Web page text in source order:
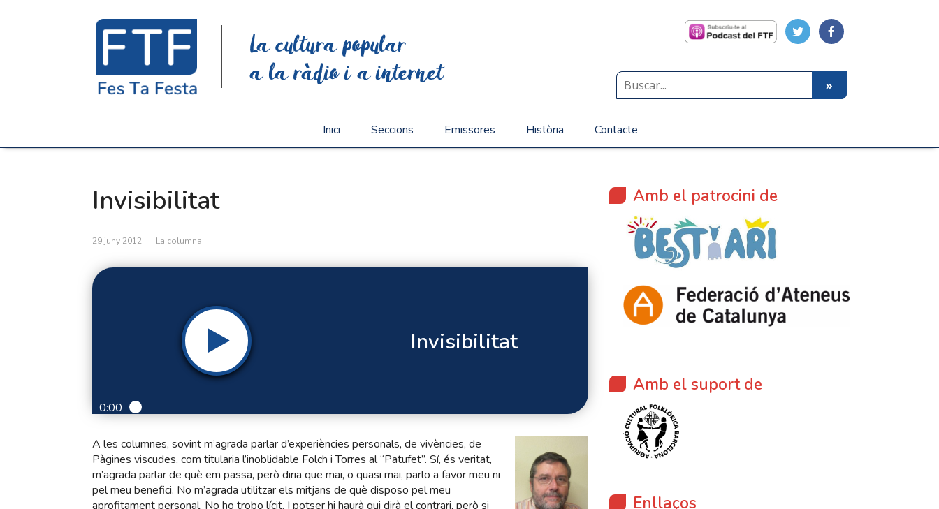
La cultura popular
a la ràdio i a internet
Inici Seccions Emissores Història Contacte
Invisibilitat
29 juny 2012 La columna
0:00
Invisibilitat
A les columnes, sovint m’agrada parlar d’experiències personals, de vivències, de
Pàgines viscudes, com titularia l’inoblidable Folch i Torres al “Patufet”. Sí, és veritat,
m’agrada parlar de què em passa, però diria que mai, o quasi mai, parlo a favor meu ni
pel meu benefici. No m’agrada utilitzar els mitjans de què disposo pel meu
aprofitament personal. No ho trobo lícit. I potser hi haurà qui dirà el contrari, però si
Amb el patrocini de
Amb el suport de
Enllaços